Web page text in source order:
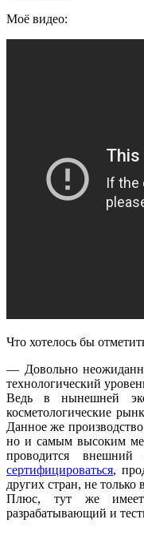
Моё видео:
Что хотелось бы
— Довольно
технологический
Ведь в нынешней
косметологические
Данное же
но и самым высоким
проводится внешний
сертифицироваться,
других стран, не только
Плюс, тут же
разрабатывающий и